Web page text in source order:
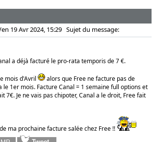
19 Avr 2024, 15:29 Sujet du message:
a déjà facturé le pro-rata temporis de 7 €.
mois d'Avril
alors que Free ne facture pas de
1er mois. Facture Canal = 1 semaine full options et
7€. Je ne vais pas chipoter, Canal a le droit, Free fait
ma prochaine facture salée chez Free !!